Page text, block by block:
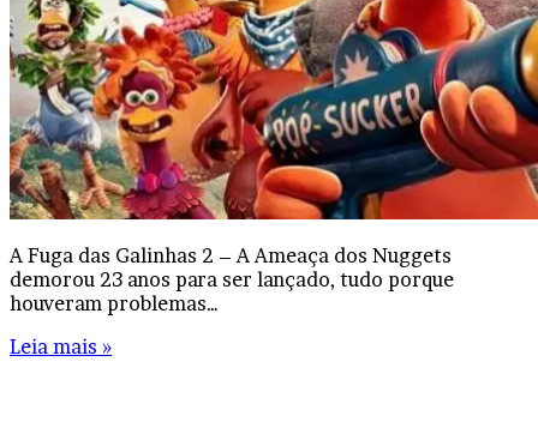
A Fuga das Galinhas 2 – A Ameaça dos Nuggets
demorou 23 anos para ser lançado, tudo porque
houveram problemas…
Leia mais »